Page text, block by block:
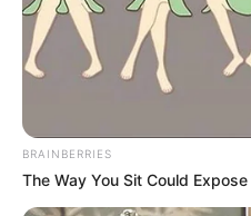
BRAINBERRIES
The Way You Sit Could